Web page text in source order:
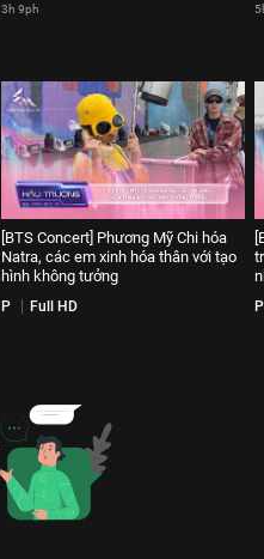
3h 9ph
[BTS Concert] Phương Mỹ Chi hóa
Natra, các em xinh hóa thân với tạo
hình không tưởng
P Full HD P